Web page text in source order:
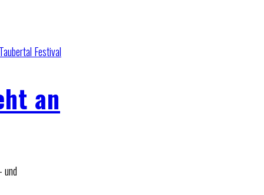
Festival
an
und